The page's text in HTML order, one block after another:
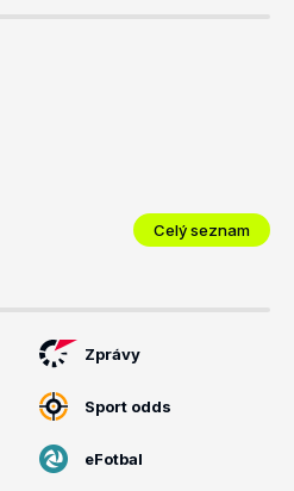
Celý seznam
Zprávy
Sport odds
eFotbal